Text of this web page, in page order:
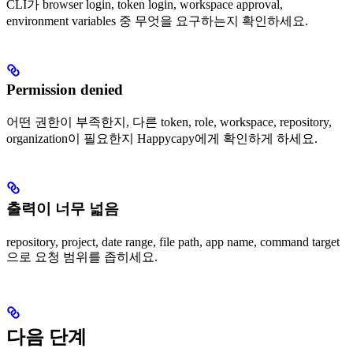
CLI가 browser login, token login, workspace approval,
environment variables 중 무엇을 요구하는지 확인하세요.
Permission denied
어떤 권한이 부족한지, 다른 token, role, workspace, repository,
organization이 필요한지 Happycapy에게 확인하게 하세요.
출력이 너무 넓음
repository, project, date range, file path, app name, command target
으로 요청 범위를 좁히세요.
다음 단계